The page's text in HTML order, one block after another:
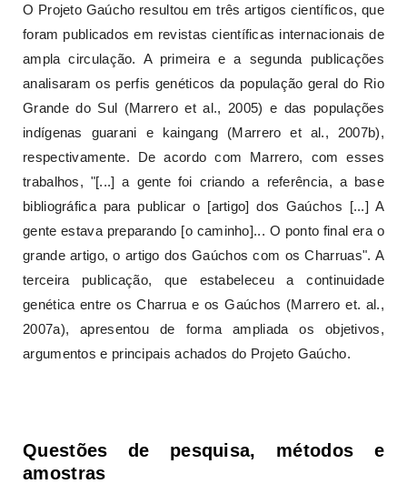
O Projeto Gaúcho resultou em três artigos científicos, que
foram publicados em revistas científicas internacionais de
ampla circulação. A primeira e a segunda publicações
analisaram os perfis genéticos da população geral do Rio
Grande do Sul (Marrero et al., 2005) e das populações
indígenas guarani e kaingang (Marrero et al., 2007b),
respectivamente. De acordo com Marrero, com esses
trabalhos, "[...] a gente foi criando a referência, a base
bibliográfica para publicar o [artigo] dos Gaúchos [...] A
gente estava preparando [o caminho]... O ponto final era o
grande artigo, o artigo dos Gaúchos com os Charruas". A
terceira publicação, que estabeleceu a continuidade
genética entre os Charrua e os Gaúchos (Marrero et. al.,
2007a), apresentou de forma ampliada os objetivos,
argumentos e principais achados do Projeto Gaúcho.
Questões de pesquisa, métodos e
amostras